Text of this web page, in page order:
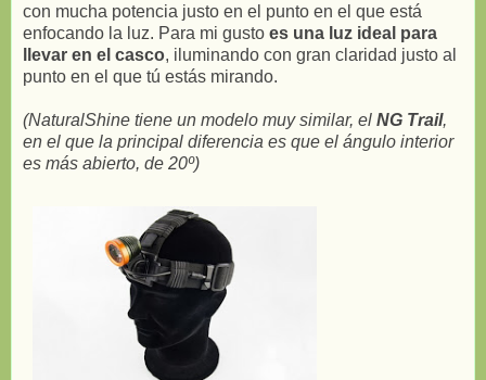
con mucha potencia justo en el punto en el que está
enfocando la luz. Para mi gusto es una luz ideal para
llevar en el casco, iluminando con gran claridad justo al
punto en el que tú estás mirando.
(NaturalShine tiene un modelo muy similar, el NG Trail,
en el que la principal diferencia es que el ángulo interior
es más abierto, de 20º)